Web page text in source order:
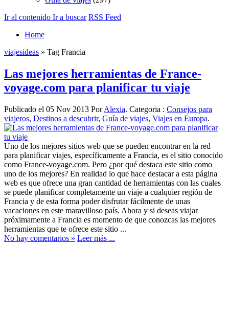
Ir al contenido Ir a buscar RSS Feed
Home
viajesideas » Tag Francia
Las mejores herramientas de France-
voyage.com para planificar tu viaje
Publicado el 05 Nov 2013 PorAlexia. Categoria : Consejos para
viajeros, Destinos a descubrir, Guía de viajes, Viajes en Europa.
Uno de los mejores sitios web que se pueden encontrar en la red
para planificar viajes, específicamente a Francia, es el sitio conocido
como France-voyage.com. Pero ¿por qué destaca este sitio como
uno de los mejores? En realidad lo que hace destacar a esta página
web es que ofrece una gran cantidad de herramientas con las cuales
se puede planificar completamente un viaje a cualquier región de
Francia y de esta forma poder disfrutar fácilmente de unas
vacaciones en este maravilloso país. Ahora y si deseas viajar
próximamente a Francia es momento de que conozcas las mejores
herramientas que te ofrece este sitio ...
No hay comentarios » Leer más ...